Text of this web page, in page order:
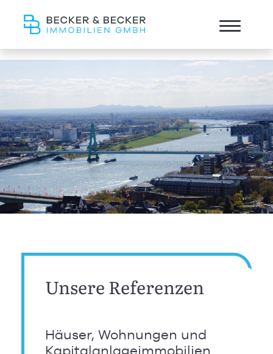
Unsere Referenzen
Häuser, Wohnungen und
Kapitalanlageimmobilien